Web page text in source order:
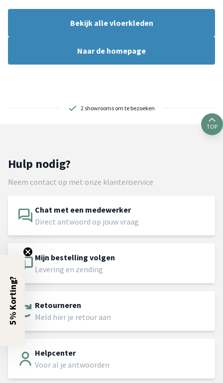
Bekijk alle vloerkleden
Naar de homepage
2 showrooms om te bezoeken
TOP
Hulp nodig?
Neem contact op met onze klantenservice
Chat met een medewerker
Direct antwoord op jouw vraag
Mijn bestelling volgen
Levering en zending
Retourneren
Meld hier je retour aan
Helpcenter
Voor al je antwoorden
5% Korting?